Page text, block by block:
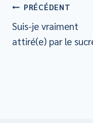
Navigation
de
PRÉCÉDENT
Suis-je vraiment
attiré(e) par le